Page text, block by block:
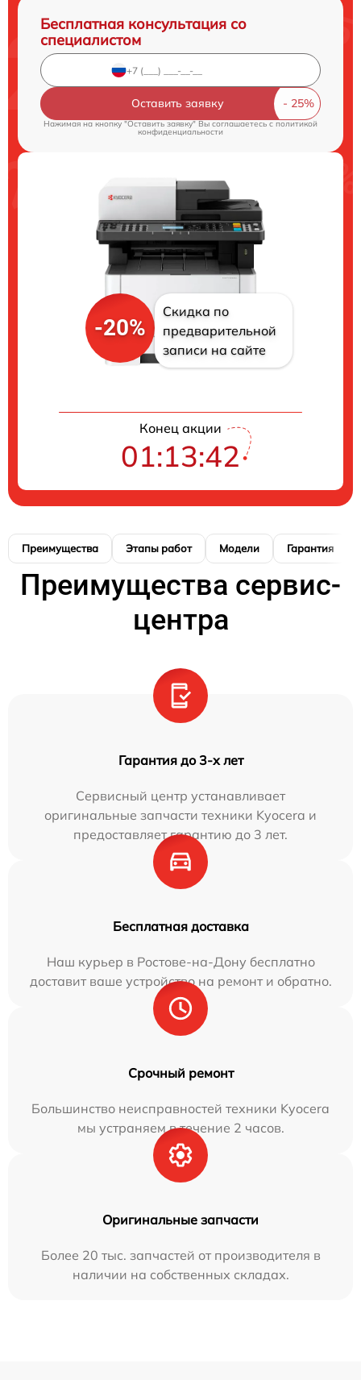
Бесплатная консультация со
специалистом
Оставить заявку
Нажимая на кнопку "Оставить заявку" Вы соглашаетесь c политикой
конфиденциальности
-20%
Скидка по
предварительной
записи на сайте
Конец акции
01:13:41
Преимущества Этапы работ Модели Гарантия
Преимущества сервис-
центра
Гарантия до 3-х лет
Сервисный центр устанавливает
оригинальные запчасти техники Kyocera и
предоставляет гарантию до 3 лет.
Бесплатная доставка
Наш курьер в Ростове-на-Дону бесплатно
доставит ваше устройство на ремонт и обратно.
Срочный ремонт
Большинство неисправностей техники Kyocera
мы устраняем в течение 2 часов.
Оригинальные запчасти
Более 20 тыс. запчастей от производителя в
наличии на собственных складах.